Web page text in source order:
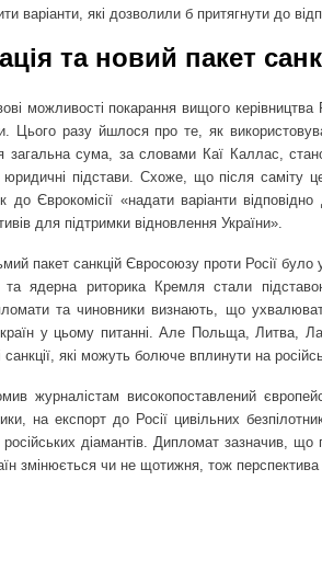
варіанти, які дозволили б притягнути до
та новий пакет
можливості покарання вищого
Цього разу йшлося про те, як
загальна сума, за словами Каї Каллас,
юридичні підстави. Схоже, що після
до Єврокомісії «надати варіанти
для підтримки відновлення України».
пакет санкцій Євросоюзу проти Росії було
та ядерна риторика Кремля стали
та чиновники визнають, що
у цьому питанні. Але Польща, Литва,
які можуть болюче вплинути на
журналістам високопоставлений
на експорт до Росії цивільних
діамантів. Дипломат зазначив,
змінюється чи не щотижня, тож